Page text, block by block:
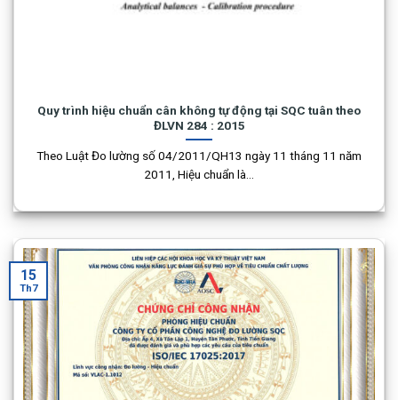
Quy trình hiệu chuẩn cân không tự động tại SQC tuân theo
ĐLVN 284 : 2015
Theo Luật Đo lường số 04/2011/QH13 ngày 11 tháng 11 năm
2011, Hiệu chuẩn là...
15
Th7